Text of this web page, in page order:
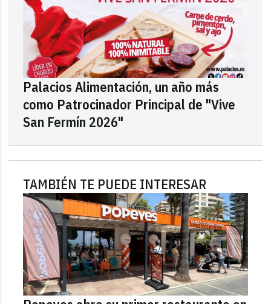
Palacios Alimentación, un año más
como Patrocinador Principal de "Vive
San Fermín 2026"
TAMBIÉN TE PUEDE INTERESAR